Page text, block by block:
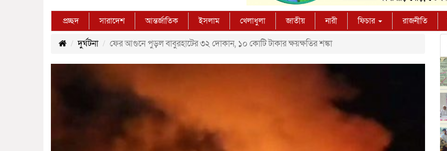
প্রচ্ছদ সারাদেশ আন্তর্জাতিক ইসলাম খেলাধুলা জাতীয় নারী ফিচার রাজনীতি
দুর্ঘটনা ফের আগুনে পুড়ল বাবুরহাটের ৩২ দোকান, ১০ কোটি টাকার ক্ষয়ক্ষতির শঙ্কা